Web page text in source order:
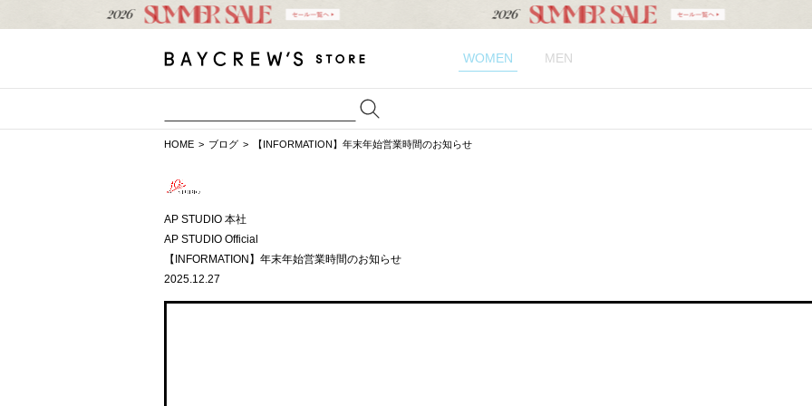
WOMEN MEN
HOME ブログ 【INFORMATION】年末年始営業時間のお知らせ
AP STUDIO 本社
AP STUDIO Official
【INFORMATION】年末年始営業時間のお知らせ
2025.12.27